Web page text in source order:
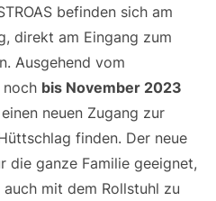
befinden sich am
direkt am Eingang zum
Ausgehend vom
noch bis November 2023
neuen Zugang zur
finden. Der neue
die ganze Familie geeignet,
mit dem Rollstuhl zu